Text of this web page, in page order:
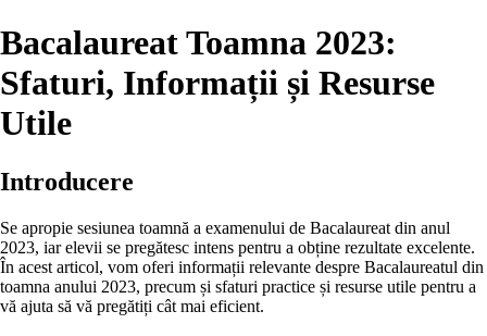
Bacalaureat Toamna 2023:
Sfaturi, Informații și Resurse
Utile
Introducere
Se apropie sesiunea toamnă a examenului de Bacalaureat din anul
2023, iar elevii se pregătesc intens pentru a obține rezultate excelente.
În acest articol, vom oferi informații relevante despre Bacalaureatul din
toamna anului 2023, precum și sfaturi practice și resurse utile pentru a
vă ajuta să vă pregătiți cât mai eficient.